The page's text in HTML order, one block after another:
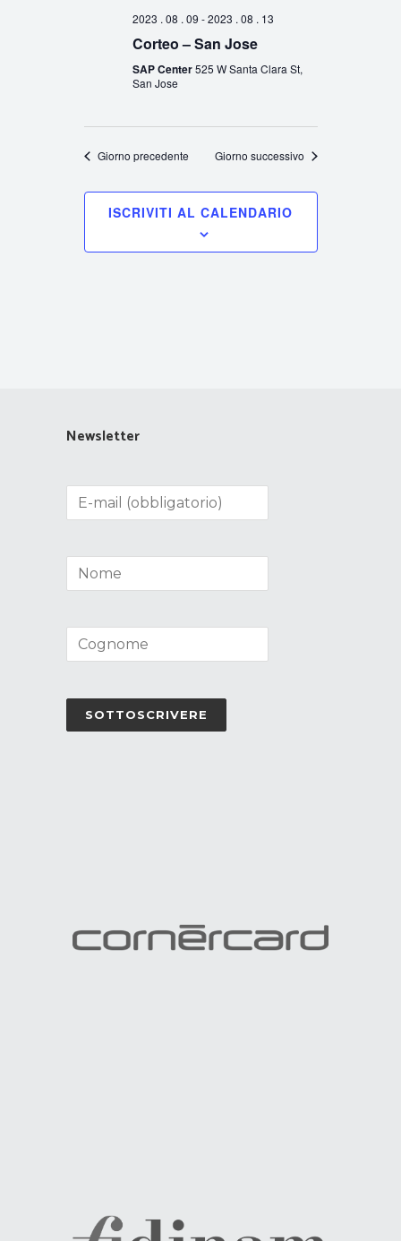
2023 . 08 . 09 -2023 . 08 . 13
Corteo – San Jose
SAP Center525 W Santa Clara St,
San Jose
Giorno precedente Giorno successivo
ISCRIVITI AL CALENDARIO
Newsletter